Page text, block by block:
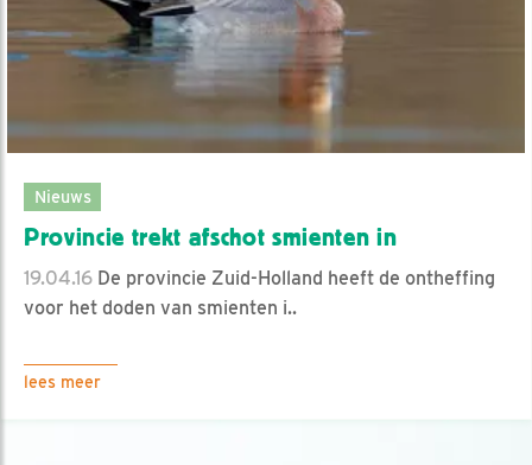
Nieuws
Provincie trekt afschot smienten in
19.04.16 De provincie Zuid-Holland heeft de ontheffing
voor het doden van smienten i..
lees meer